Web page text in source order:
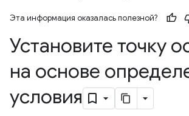
Эта информация оказалась полезной?
Установите точку
на основе
условия